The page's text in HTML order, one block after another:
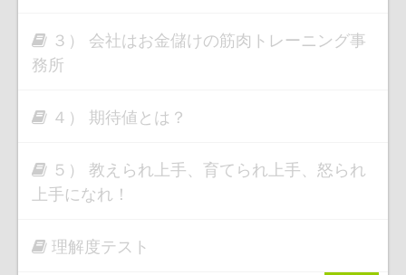
３） 会社はお金儲けの筋肉トレーニング事
務所
４） 期待値とは？
５） 教えられ上手、育てられ上手、怒られ
上手になれ！
理解度テスト